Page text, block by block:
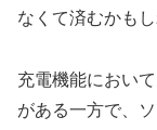
なくて済むかもし
充電機能におい
がある一方で、